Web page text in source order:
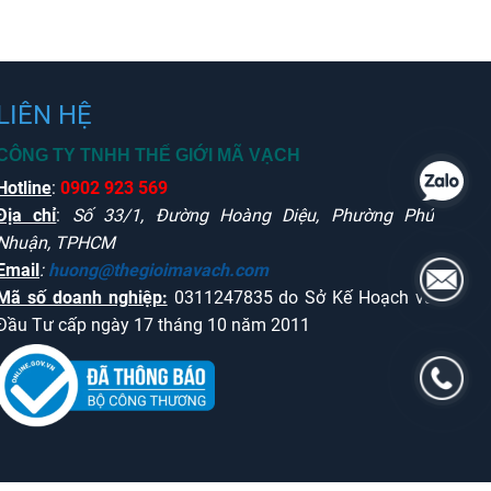
HỆ
TY TNHH THẾ GIỚI MÃ VẠCH
: 0902 923 569
chỉ: Số 33/1, Đường Hoàng Diệu, Phường Phú
TPHCM
: huong@thegioimavach.com
số doanh nghiệp: 0311247835 do Sở Kế Hoạch và
Tư cấp ngày 17 tháng 10 năm 2011